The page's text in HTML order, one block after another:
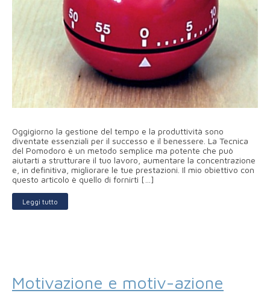
Oggigiorno la gestione del tempo e la produttività sono
diventate essenziali per il successo e il benessere. La Tecnica
del Pomodoro è un metodo semplice ma potente che può
aiutarti a strutturare il tuo lavoro, aumentare la concentrazione
e, in definitiva, migliorare le tue prestazioni. Il mio obiettivo con
questo articolo è quello di fornirti […]
Leggi tutto
Motivazione e motiv-azione